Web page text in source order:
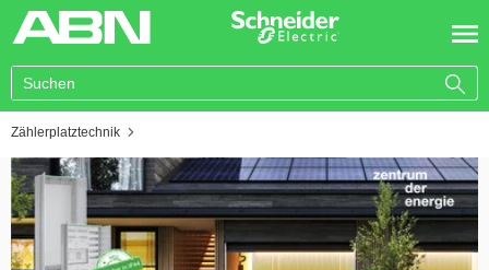
You are here:
Zählerplatztechnik